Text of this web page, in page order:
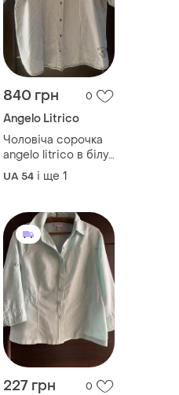
840 грн 0
Angelo Litrico
Чоловіча сорочка
angelo litrico в білу
та темно-сіру
смужку, роз 54-56
UA 54 і ще 1
227 грн 0